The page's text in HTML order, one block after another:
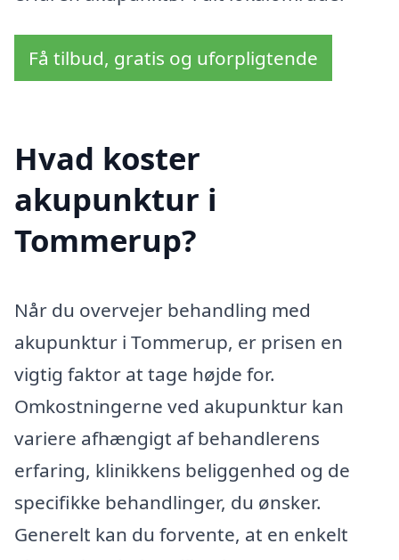
Få tilbud, gratis og uforpligtende
Hvad koster
akupunktur i
Tommerup?
Når du overvejer behandling med
akupunktur i Tommerup, er prisen en
vigtig faktor at tage højde for.
Omkostningerne ved akupunktur kan
variere afhængigt af behandlerens
erfaring, klinikkens beliggenhed og de
specifikke behandlinger, du ønsker.
Generelt kan du forvente, at en enkelt